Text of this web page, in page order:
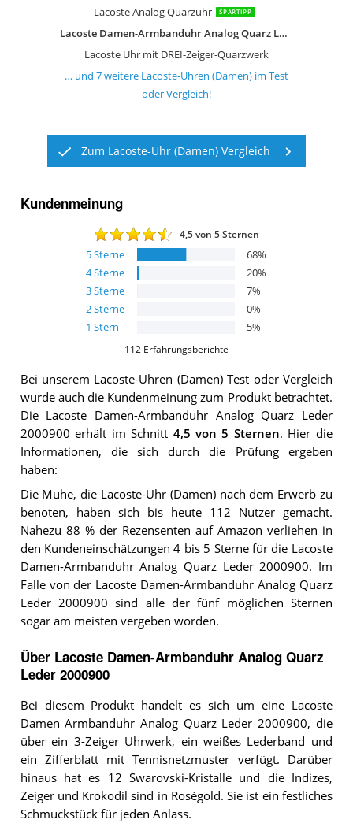
Lacoste Analog Quarzuhr SPARTIPP
Lacoste Damen-Armbanduhr Analog Quarz Leder 2000900
Lacoste Uhr mit DREI-Zeiger-Quarzwerk
… und 7weitere Lacoste-Uhren (Damen)im Test
oder Vergleich!
Zum Lacoste-Uhr (Damen) Vergleich
Kundenmeinung
4,5von 5 Sternen
5Sterne 68%
4Sterne 20%
3Sterne 7%
2Sterne 0%
1 Stern 5%
112 Erfahrungsberichte
Bei unserem Lacoste-Uhren (Damen)Test oder Vergleich
wurde auch die Kundenmeinung zum Produkt betrachtet.
Die Lacoste Damen-Armbanduhr Analog Quarz Leder
2000900 erhält im Schnitt 4,5 von 5 Sternen. Hier die
Informationen, die sich durch die Prüfung ergeben
haben:
Die Mühe, die Lacoste-Uhr (Damen) nach dem Erwerb zu
benoten, haben sich bis heute 112 Nutzer gemacht.
Nahezu 88 % der Rezensenten auf Amazon verliehen in
den Kundeneinschätzungen 4 bis 5 Sterne für die Lacoste
Damen-Armbanduhr Analog Quarz Leder 2000900. Im
Falle von der Lacoste Damen-Armbanduhr Analog Quarz
Leder 2000900 sind alle der fünf möglichen Sternen
sogar am meisten vergeben worden.
Über Lacoste Damen-Armbanduhr Analog Quarz
Leder 2000900
Bei diesem Produkt handelt es sich um eine Lacoste
Damen Armbanduhr Analog Quarz Leder 2000900, die
über ein 3-Zeiger Uhrwerk, ein weißes Lederband und
ein Zifferblatt mit Tennisnetzmuster verfügt. Darüber
hinaus hat es 12 Swarovski-Kristalle und die Indizes,
Zeiger und Krokodil sind in Roségold. Sie ist ein festliches
Schmuckstück für jeden Anlass.